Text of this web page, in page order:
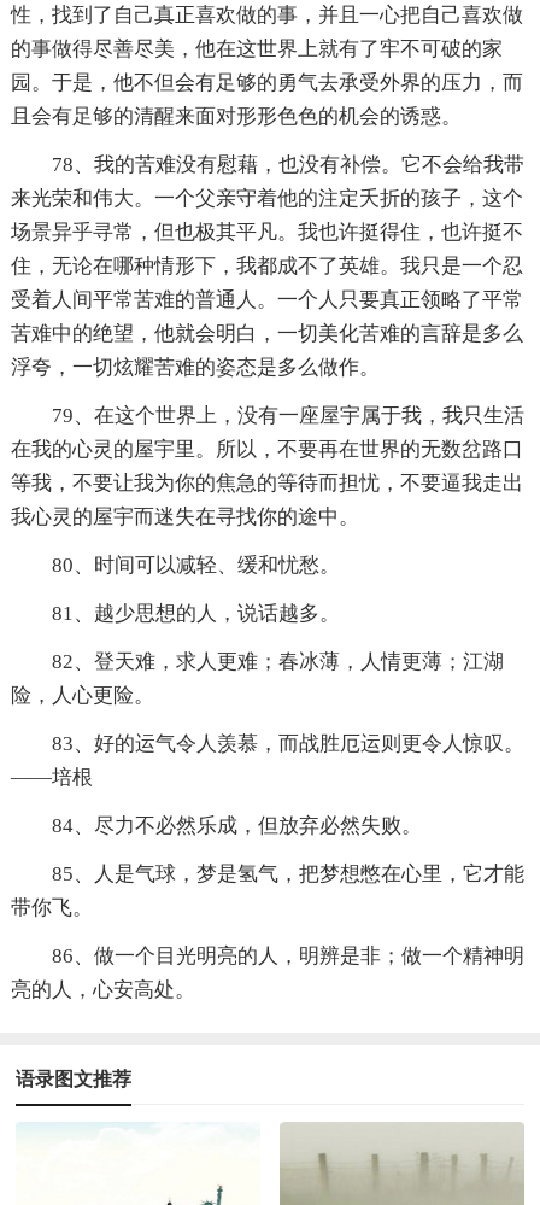
性，找到了自己真正喜欢做的事，并且一心把自己喜欢做
的事做得尽善尽美，他在这世界上就有了牢不可破的家
园。于是，他不但会有足够的勇气去承受外界的压力，而
且会有足够的清醒来面对形形色色的机会的诱惑。
78、我的苦难没有慰藉，也没有补偿。它不会给我带
来光荣和伟大。一个父亲守着他的注定夭折的孩子，这个
场景异乎寻常，但也极其平凡。我也许挺得住，也许挺不
住，无论在哪种情形下，我都成不了英雄。我只是一个忍
受着人间平常苦难的普通人。一个人只要真正领略了平常
苦难中的绝望，他就会明白，一切美化苦难的言辞是多么
浮夸，一切炫耀苦难的姿态是多么做作。
79、在这个世界上，没有一座屋宇属于我，我只生活
在我的心灵的屋宇里。所以，不要再在世界的无数岔路口
等我，不要让我为你的焦急的等待而担忧，不要逼我走出
我心灵的屋宇而迷失在寻找你的途中。
80、时间可以减轻、缓和忧愁。
81、越少思想的人，说话越多。
82、登天难，求人更难；春冰薄，人情更薄；江湖
险，人心更险。
83、好的运气令人羡慕，而战胜厄运则更令人惊叹。
――培根
84、尽力不必然乐成，但放弃必然失败。
85、人是气球，梦是氢气，把梦想憋在心里，它才能
带你飞。
86、做一个目光明亮的人，明辨是非；做一个精神明
亮的人，心安高处。
语录图文推荐